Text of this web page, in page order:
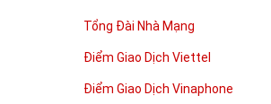
Tổng Đài Nhà Mạng
Điểm Giao Dịch Viettel
Điểm Giao Dịch Vinaphone